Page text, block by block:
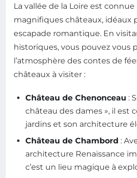
La vallée de la Loire est connue
magnifiques châteaux, idéaux
escapade romantique. En
historiques, vous pouvez vous
l’atmosphère des contes de
châteaux à visiter :
Château de Chenonceau :
château des dames », il est
jardins et son architecture
Château de Chambord :
architecture Renaissance
c’est un lieu magique à